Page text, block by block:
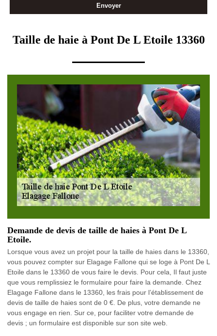
Taille de haie à Pont De L Etoile 13360
Demande de devis de taille de haies à Pont De L
Etoile.
Lorsque vous avez un projet pour la taille de haies dans le 13360,
vous pouvez compter sur Elagage Fallone qui se loge à Pont De L
Etoile dans le 13360 de vous faire le devis. Pour cela, Il faut juste
que vous remplissiez le formulaire pour faire la demande. Chez
Elagage Fallone dans le 13360, les frais pour l’établissement de
devis de taille de haies sont de 0 €. De plus, votre demande ne
vous engage en rien. Sur ce, pour faciliter votre demande de
devis ; un formulaire est disponible sur son site web.